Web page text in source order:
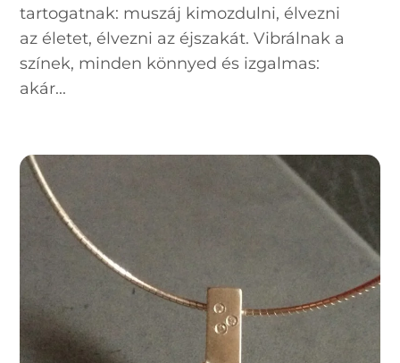
tartogatnak: muszáj kimozdulni, élvezni
az életet, élvezni az éjszakát. Vibrálnak a
színek, minden könnyed és izgalmas:
akár...